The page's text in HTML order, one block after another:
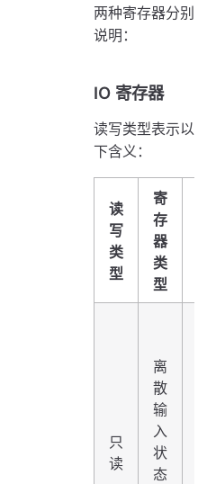
两种寄存器分别
说明：
IO 寄存器
读写类型表示以
下含义：
读
写
类
型
寄
存
器
类
型
只
读
离
散
输
入
状
态